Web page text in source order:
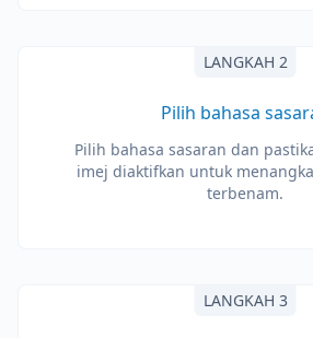
LANGKAH 2
Pilih bahasa
Pilih bahasa sasaran dan
imej diaktifkan untuk
terbenam.
LANGKAH 3